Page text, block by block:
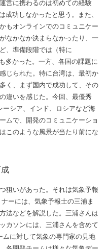
営に携わるのは初めての経験
成功しなかったと思う。また、
もオンラインでのコミュニケー
なかなか決まらなかったり、一
、準備段階では（特に
多かった。一方、各国の課題に
じられた。特に台湾は、最初か
く、まず国内で成功して、その
違いを感じた。今回、最優秀
シア、インド、ロシアなど海
ムで、開発のコミュニケーショ
このような風景が当たり前にな
狙いがあった。それは気象予報
ーには、気象予報士の三浦ま
法などを解説した。三浦さんは
カソンには、三浦さんを含めて
に対して気象の専門家の見地